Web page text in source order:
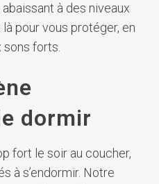
à des niveaux
pour vous protéger, en
sons forts.
dormir
fort le soir au coucher,
à s’endormir. Notre